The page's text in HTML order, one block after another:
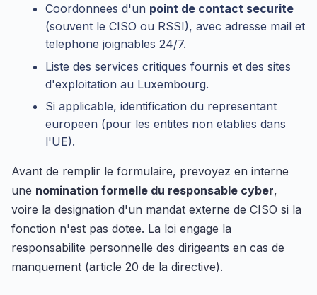
Coordonnees d'un point de contact securite
(souvent le CISO ou RSSI), avec adresse mail et
telephone joignables 24/7.
Liste des services critiques fournis et des sites
d'exploitation au Luxembourg.
Si applicable, identification du representant
europeen (pour les entites non etablies dans
l'UE).
Avant de remplir le formulaire, prevoyez en interne
une nomination formelle du responsable cyber,
voire la designation d'un mandat externe de CISO si la
fonction n'est pas dotee. La loi engage la
responsabilite personnelle des dirigeants en cas de
manquement (article 20 de la directive).